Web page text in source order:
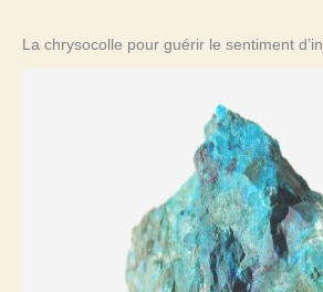
La chrysocolle pour guérir le sentiment